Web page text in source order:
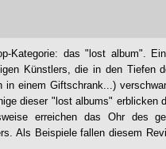
Kategorie: das "lost album".
Künstlers, die in den Tiefen
in einem Giftschrank...)
dieser "lost albums" erblicken
erreichen das Ohr des
Als Beispiele fallen diesem